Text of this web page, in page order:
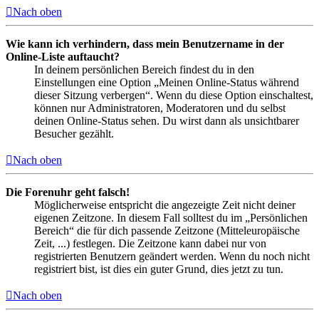
Nach oben
Wie kann ich verhindern, dass mein Benutzername in der
Online-Liste auftaucht?
In deinem persönlichen Bereich findest du in den
Einstellungen eine Option „Meinen Online-Status während
dieser Sitzung verbergen“. Wenn du diese Option einschaltest,
können nur Administratoren, Moderatoren und du selbst
deinen Online-Status sehen. Du wirst dann als unsichtbarer
Besucher gezählt.
Nach oben
Die Forenuhr geht falsch!
Möglicherweise entspricht die angezeigte Zeit nicht deiner
eigenen Zeitzone. In diesem Fall solltest du im „Persönlichen
Bereich“ die für dich passende Zeitzone (Mitteleuropäische
Zeit, ...) festlegen. Die Zeitzone kann dabei nur von
registrierten Benutzern geändert werden. Wenn du noch nicht
registriert bist, ist dies ein guter Grund, dies jetzt zu tun.
Nach oben